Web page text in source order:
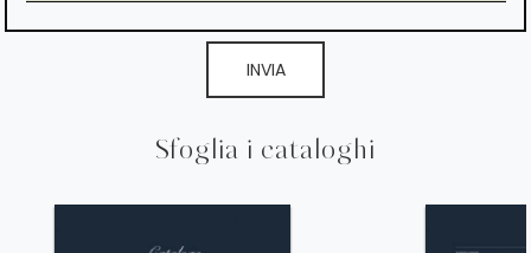
Sfoglia i cataloghi
INVIA